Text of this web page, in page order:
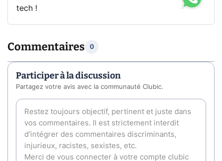
tech !
Commentaires 0
Participer à la discussion
Partagez votre avis avec la communauté Clubic.